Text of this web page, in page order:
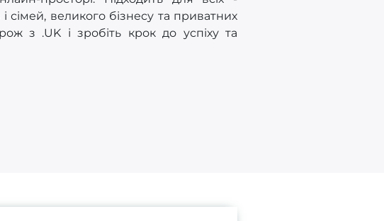
і сімей, великого бізнесу та приватних
з .UK і зробіть крок до успіху та